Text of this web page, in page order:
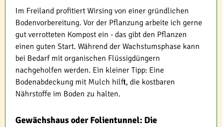
Im Freiland profitiert Wirsing von einer gründlichen
Bodenvorbereitung. Vor der Pflanzung arbeite ich gerne
gut verrotteten Kompost ein - das gibt den Pflanzen
einen guten Start. Während der Wachstumsphase kann
bei Bedarf mit organischen Flüssigdüngern
nachgeholfen werden. Ein kleiner Tipp: Eine
Bodenabdeckung mit Mulch hilft, die kostbaren
Nährstoffe im Boden zu halten.
Gewächshaus oder Folientunnel: Die